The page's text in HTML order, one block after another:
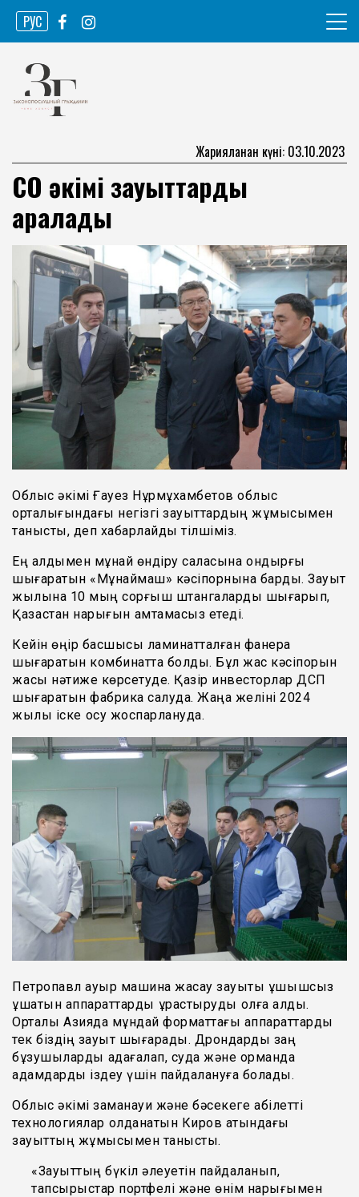
Skip
content
РУС
Законопослушный гражданин
Жарияланған күні: 03.10.2023
СҚО әкімі зауыттарды
аралады
Облыс әкімі Ғауез Нұрмұхамбетов облыс
орталығындағы негізгі зауыттардың жұмысымен
танысты, деп хабарлайды тілшіміз.
Ең алдымен мұнай өндіру саласына қондырғы
шығаратын «Мұнаймаш» кәсіпорнына барды. Зауыт
жылына 10 мың сорғыш штангаларды шығарып,
Қазақстан нарығын қамтамасыз етеді.
Кейін өңір басшысы ламинатталған фанера
шығаратын комбинатта болды. Бұл жас кәсіпорын
жақсы нәтиже көрсетуде. Қазір инвесторлар ДСП
шығаратын фабрика салуда. Жаңа желіні 2024
жылы іске қосу жоспарлануда.
Петропавл ауыр машина жасау зауыты ұшқышсыз
ұшатын аппараттарды құрастыруды қолға алды.
Орталық Азияда мұндай форматтағы аппараттарды
тек біздің зауыт шығарады. Дрондарды заң
бұзушыларды қадағалап, суда және орманда
адамдарды іздеу үшін пайдалануға болады.
Облыс әкімі заманауи және бәсекеге қабілетті
технологиялар қолданатын Киров атындағы
зауыттың жұмысымен танысты.
«Зауыттың бүкіл әлеуетін пайдаланып,
тапсырыстар портфелі және өнім нарығымен